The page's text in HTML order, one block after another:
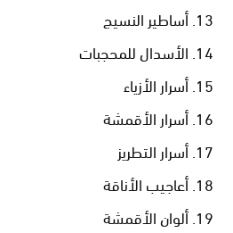
أساطير النسيج
الأسدال للمحجبات
أسرار الأزياء
أسرار الأقمشة
أسرار التطريز
أعاجيب الأناقة
ألوان الأقمشة